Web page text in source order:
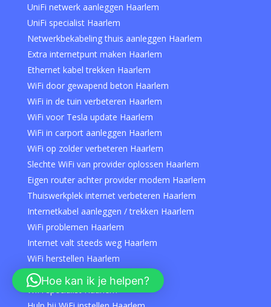
UniFi netwerk aanleggen Haarlem
UniFi specialist Haarlem
Netwerkbekabeling thuis aanleggen Haarlem
Extra internetpunt maken Haarlem
Ethernet kabel trekken Haarlem
WiFi door gewapend beton Haarlem
WiFi in de tuin verbeteren Haarlem
WiFi voor Tesla update Haarlem
WiFi in carport aanleggen Haarlem
WiFi op zolder verbeteren Haarlem
Slechte WiFi van provider oplossen Haarlem
Eigen router achter provider modem Haarlem
Thuiswerkplek internet verbeteren Haarlem
Internetkabel aanleggen / trekken Haarlem
WiFi problemen Haarlem
Internet valt steeds weg Haarlem
WiFi herstellen Haarlem
Traag internet oplossen Haarlem
WiFi specialist Haarlem
Hoe kan ik je helpen?